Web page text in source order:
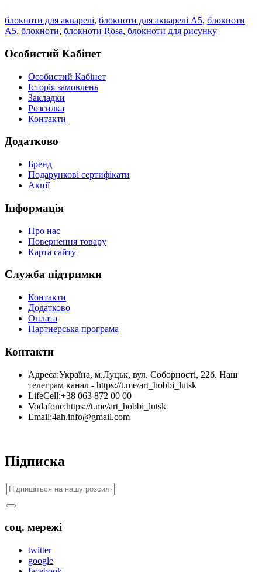
блокноти для акварелі, блокноти для акварелі А5, блокноти
А5, блокноти, блокноти Rosa, блокноти для рисунку
Особистий Кабінет
Особистий Кабінет
Історія замовлень
Закладки
Розсилка
Контакти
Додатково
Бренд
Подарункові сертифікати
Акції
Інформація
Про нас
Повернення товару
Карта сайту
Служба підтримки
Контакти
Додатково
Оплата
Партнерська програма
Контакти
Адреса:Україна, м.Луцьк, вул. Соборності, 22б. Наш
телеграм канал - https://t.me/art_hobbi_lutsk
LifeCell:+38 063 872 00 00
Vodafone:https://t.me/art_hobbi_lutsk
Email:4ah.info@gmail.com
Підписка
соц. мережі
twitter
google